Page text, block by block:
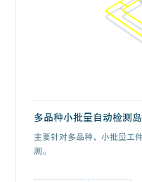
多品种小批量自动检测
主要针对多品种、小批量工
测。